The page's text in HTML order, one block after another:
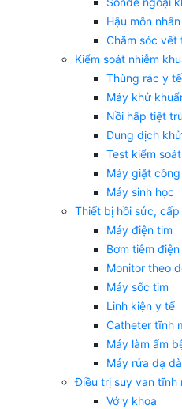
Hậu môn
Chăm sóc vết
Kiểm soát nhiễm
Thùng rác y tế
Máy khử
Nồi hấp tiệt
Dung dịch
Test kiểm
Máy giặt
Máy sinh học
Thiết bị hồi sức, cấp
Máy điện tim
Bơm tiêm điện
Monitor theo
Máy sốc tim
Linh kiện y tế
Catheter tĩnh
Máy làm ấm
Máy rửa dạ
Điều trị suy van tĩnh
Vớ y khoa